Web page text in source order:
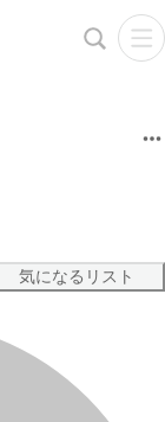
気になるリスト